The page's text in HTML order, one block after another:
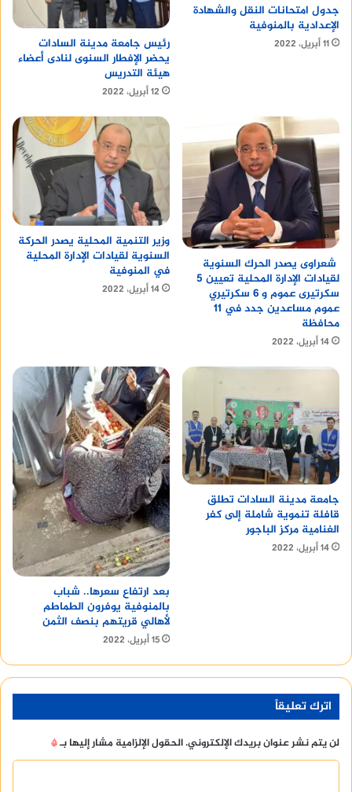
جدول امتحانات النقل والشهادة
الإعدادية بالمنوفية
11 أبريل، 2022
رئيس جامعة مدينة السادات
يحضر الإفطار السنوى لنادى أعضاء
هيئة التدريس
12 أبريل، 2022
شعراوى يصدر الحرك السنوية
لقيادات الإدارة المحلية تعيين 5
سكرتيرى عموم و 6 سكرتيري
عموم مساعدين جدد في 11
محافظة
14 أبريل، 2022
وزير التنمية المحلية يصدر الحركة
السنوية لقيادات الإدارة المحلية
في المنوفية
14 أبريل، 2022
جامعة مدينة السادات تطلق
قافلة تنموية شاملة إلى كفر
الغنامية مركز الباجور
14 أبريل، 2022
بعد ارتفاع سعرها.. شباب
بالمنوفية يوفرون الطماطم
لأهالي قريتهم بنصف الثمن
15 أبريل، 2022
اترك تعليقاً
لن يتم نشر عنوان بريدك الإلكتروني.الحقول الإلزامية مشار إليها بـ*